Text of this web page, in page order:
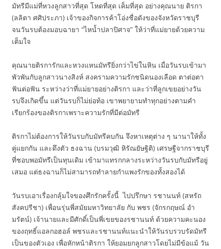
มัทรีมีแม่ที่หวงลูกสาวที่สุด โหดที่สุด เค็มที่สุด อย่างคุณนาย ติรกา
(ลลิตา ศศิประภา) เจ้าของกิจการค้าโอ่งชื่อดังของจังหวัดราชบุรี
จนวันรบต้องมอบฉายา “ไหน้ำปลาปิศาจ” ให้ว่าที่แม่ยายด้วยความ
เต็มใจ
คุณนายติรการักและหวงแหนมัทรียิ่งกว่าไข่ในหิน เมื่อวันรบเข้ามา
พัวพันกับลูกสาวนางสิงห์ สงครามความรักชนิดนองเลือด ตาต่อตา
ฟันต่อฟัน ระหว่างว่าที่แม่ยายอย่างติรกา และว่าที่ลูกเขยอย่างวัน
รบจึงเกิดขึ้น แต่วันรบก็ไม่ย่อท้อ เขาพยายามทำทุกอย่างตามคำ
เรียกร้องของติรกาเพราะความรักที่มีต่อมัทรี
ติรกาไม่ต้องการให้วันรบกับมัทรีคบกัน จึงหาเหตุต่าง ๆ นานาให้ทั้ง
คู่แยกกัน และดึงตัว ธงฉาน (บรมวุฒิ หิรัณยัษฐิติ) เศรษฐีจากราชบุรี
ที่ชอบพอมัทรีเป็นทุนเดิม เข้ามาแทรกกลางระหว่างวันรบกับมัทรีอยู่
เสมอ แต่ธงฉานก็ไม่สามารถทำลายกำแพงรักของทั้งสองได้
วันรบเอาเรื่องกลุ้มใจของศึกรักครั้งนี้ ไปปรึกษา รชานนท์ (สหรัถ
สังคปรีชา) เพื่อนรุ่นพี่สมัยมหาวิทยาลัย กับ พชร (จักรกฤษณ์ อำ
มรัตน์) เจ้านายและมีศักดิ์เป็นพี่เขยของรชานนท์ ด้วยความคะนอง
ของฤทธิ์แอลกอฮอล์ พชรและรชานนท์แนะนำให้วันรบรวบรัดมัทรี
เป็นของตัวเอง เพื่อหักหน้าติรกา ให้ยอมยกลูกสาวโดยไม่มีข้อแม้ วัน